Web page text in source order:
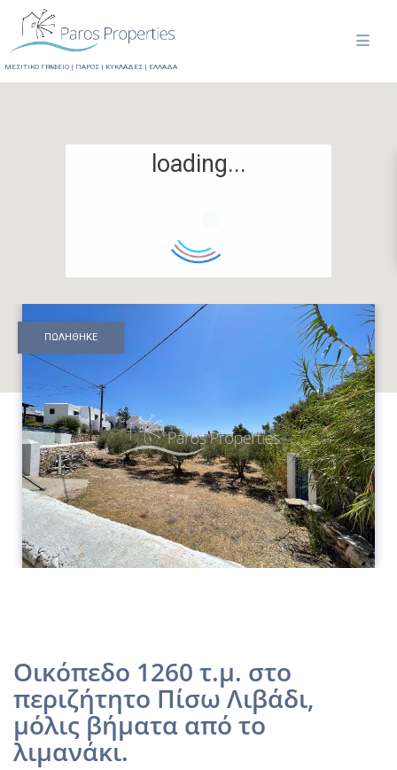
ΜΕΣΙΤΙΚΟ ΓΡΑΦΕΙΟ | ΠΑΡΟΣ | ΚΥΚΛΑΔΕΣ | ΕΛΛΑΔΑ
loading...
ΠΩΛΗΘΗΚΕ
Οικόπεδο 1260 τ.μ. στο
περιζήτητο Πίσω Λιβάδι,
μόλις βήματα από το
λιμανάκι.